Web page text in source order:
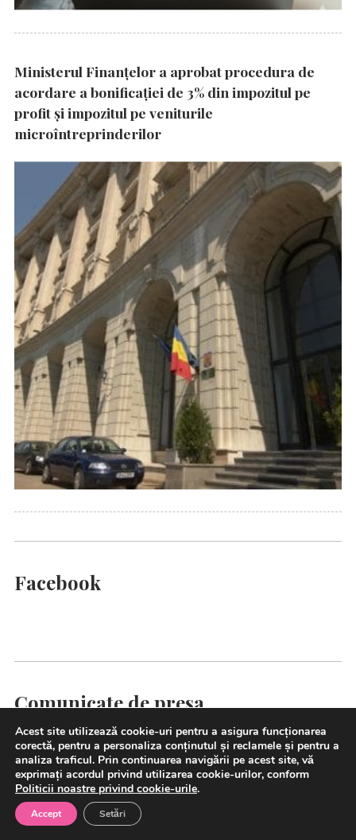
Ministerul Finanțelor a aprobat procedura de
acordare a bonificației de 3% din impozitul pe
profit și impozitul pe veniturile
microîntreprinderilor
Facebook
Comunicate de presa
Energia care schimbă vieți:26 de familii vor
beneficia, pentru prima dată, de energie electrică
prin instalarea de panouri fotovoltaice, în cadrul
proiectului ”Energie pentru Viață”
Acest site utilizează cookie-uri pentru a asigura funcționarea
corectă, pentru a personaliza conținutul și reclamele și pentru a
analiza traficul. Prin continuarea navigării pe acest site, vă
exprimați acordul privind utilizarea cookie-urilor, conform
Politicii noastre privind cookie-urile.
Accept Setări